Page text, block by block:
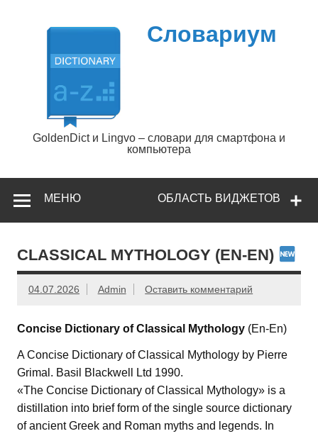
содержимому
Словариум
GoldenDict и Lingvo – словари для смартфона и
компьютера
ОБЛАСТЬ ВИДЖЕТОВ
МЕНЮ
CLASSICAL MYTHOLOGY (EN-EN)
04.07.2026 Admin Оставить комментарий
Concise Dictionary of Classical Mythology (En-En)
A Concise Dictionary of Classical Mythology by Pierre
Grimal. Basil Blackwell Ltd 1990.
«The Concise Dictionary of Classical Mythology» is a
distillation into brief form of the single source dictionary
of ancient Greek and Roman myths and legends. In